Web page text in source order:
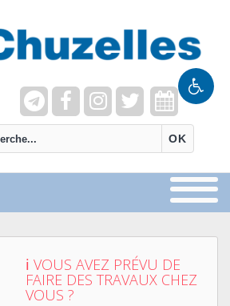
OK
ℹ VOUS AVEZ PRÉVU DE
FAIRE DES TRAVAUX CHEZ
VOUS ?